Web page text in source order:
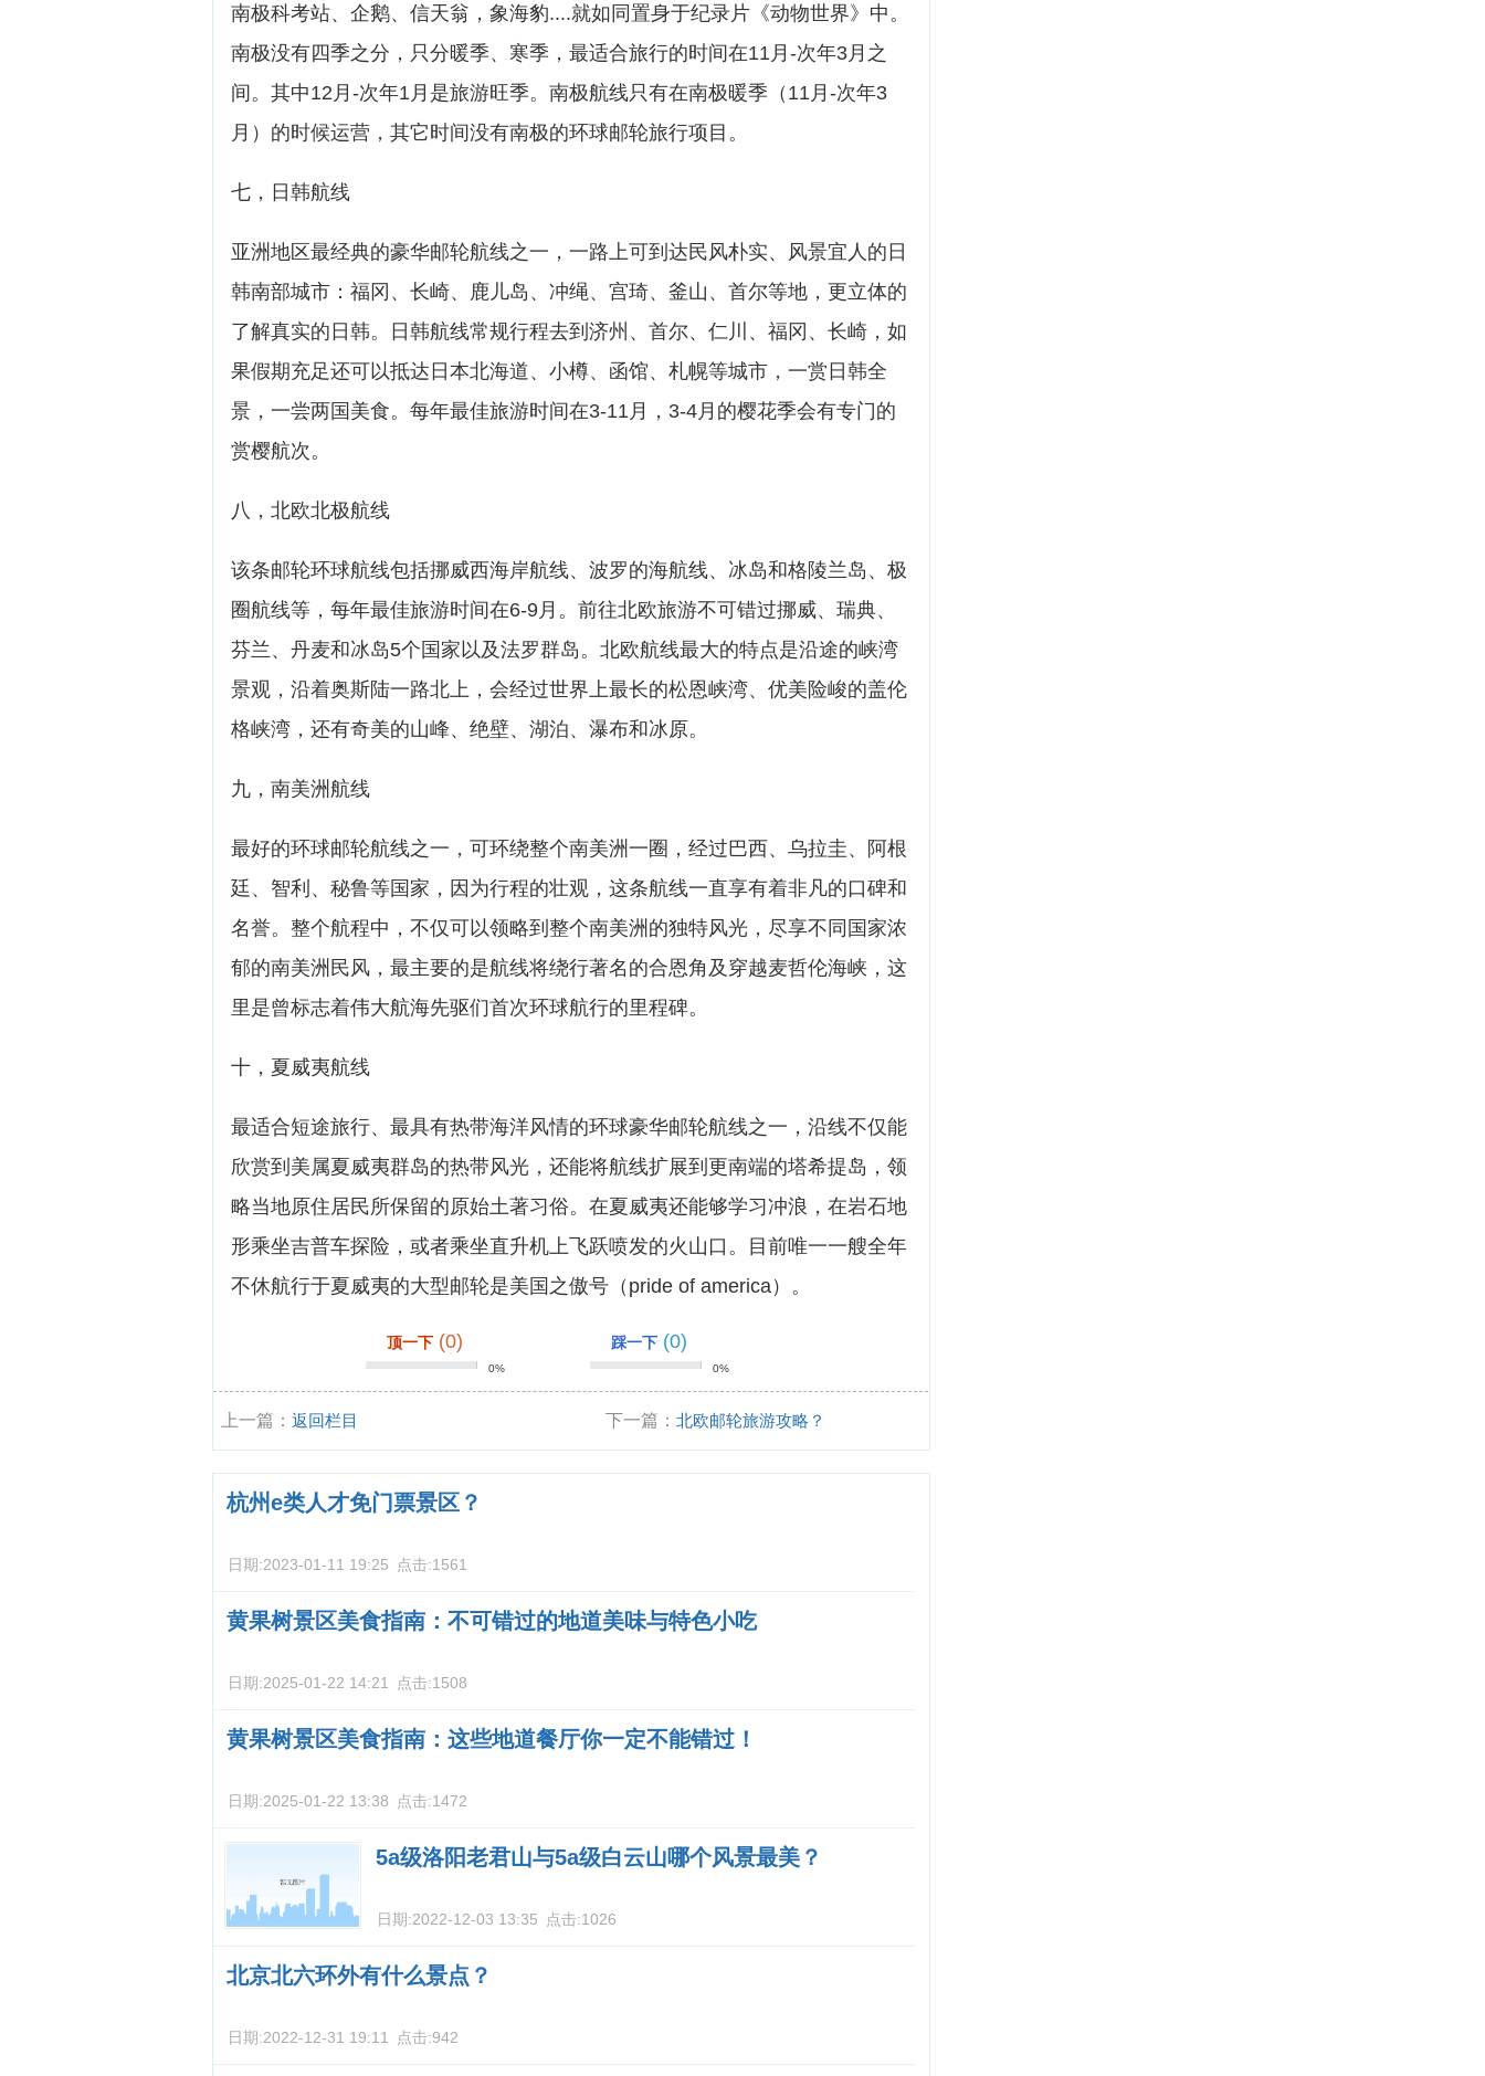
南极科考站、企鹅、信天翁，象海豹....就如同置身于纪录片《动物世界》中。
南极没有四季之分，只分暖季、寒季，最适合旅行的时间在11月-次年3月之
间。其中12月-次年1月是旅游旺季。南极航线只有在南极暖季（11月-次年3
月）的时候运营，其它时间没有南极的环球邮轮旅行项目。
七，日韩航线
亚洲地区最经典的豪华邮轮航线之一，一路上可到达民风朴实、风景宜人的日
韩南部城市：福冈、长崎、鹿儿岛、冲绳、宫琦、釜山、首尔等地，更立体的
了解真实的日韩。日韩航线常规行程去到济州、首尔、仁川、福冈、长崎，如
果假期充足还可以抵达日本北海道、小樽、函馆、札幌等城市，一赏日韩全
景，一尝两国美食。每年最佳旅游时间在3-11月，3-4月的樱花季会有专门的
赏樱航次。
八，北欧北极航线
该条邮轮环球航线包括挪威西海岸航线、波罗的海航线、冰岛和格陵兰岛、极
圈航线等，每年最佳旅游时间在6-9月。前往北欧旅游不可错过挪威、瑞典、
芬兰、丹麦和冰岛5个国家以及法罗群岛。北欧航线最大的特点是沿途的峡湾
景观，沿着奥斯陆一路北上，会经过世界上最长的松恩峡湾、优美险峻的盖伦
格峡湾，还有奇美的山峰、绝壁、湖泊、瀑布和冰原。
九，南美洲航线
最好的环球邮轮航线之一，可环绕整个南美洲一圈，经过巴西、乌拉圭、阿根
廷、智利、秘鲁等国家，因为行程的壮观，这条航线一直享有着非凡的口碑和
名誉。整个航程中，不仅可以领略到整个南美洲的独特风光，尽享不同国家浓
郁的南美洲民风，最主要的是航线将绕行著名的合恩角及穿越麦哲伦海峡，这
里是曾标志着伟大航海先驱们首次环球航行的里程碑。
十，夏威夷航线
最适合短途旅行、最具有热带海洋风情的环球豪华邮轮航线之一，沿线不仅能
欣赏到美属夏威夷群岛的热带风光，还能将航线扩展到更南端的塔希提岛，领
略当地原住居民所保留的原始土著习俗。在夏威夷还能够学习冲浪，在岩石地
形乘坐吉普车探险，或者乘坐直升机上飞跃喷发的火山口。目前唯一一艘全年
不休航行于夏威夷的大型邮轮是美国之傲号（pride of america）。
顶一下 (0)
0%
踩一下 (0)
0%
上一篇： 返回栏目 下一篇：北欧邮轮旅游攻略？
杭州e类人才免门票景区？
日期:2023-01-11 19:25 点击:1561
黄果树景区美食指南：不可错过的地道美味与特色小吃
日期:2025-01-22 14:21 点击:1508
黄果树景区美食指南：这些地道餐厅你一定不能错过！
日期:2025-01-22 13:38 点击:1472
5a级洛阳老君山与5a级白云山哪个风景最美？
日期:2022-12-03 13:35 点击:1026
北京北六环外有什么景点？
日期:2022-12-31 19:11 点击:942